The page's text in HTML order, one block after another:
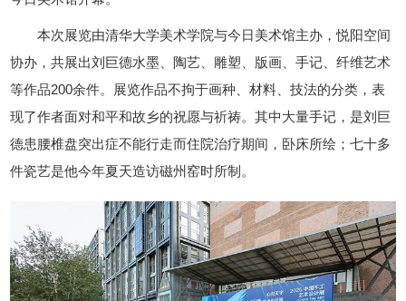
本次展览由清华大学美术学院与今日美术馆主办，悦阳空间
协办，共展出刘巨德水墨、陶艺、雕塑、版画、手记、纤维艺术
等作品200余件。展览作品不拘于画种、材料、技法的分类，表
现了作者面对和平和故乡的祝愿与祈祷。其中大量手记，是刘巨
德患腰椎盘突出症不能行走而住院治疗期间，卧床所绘；七十多
件瓷艺是他今年夏天造访磁州窑时所制。